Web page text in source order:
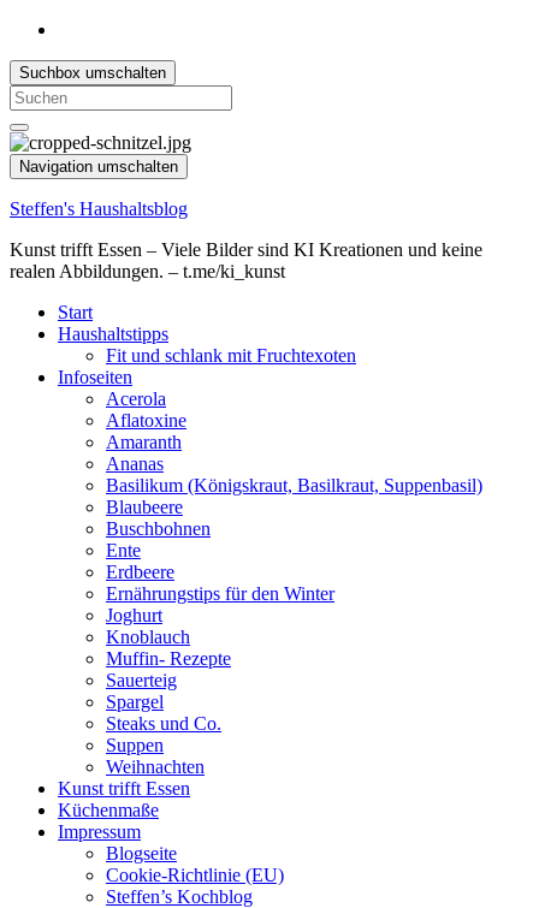
Suchbox umschalten
Search
for:
Navigation umschalten
Steffen's Haushaltsblog
Kunst trifft Essen – Viele Bilder sind KI Kreationen und keine
realen Abbildungen. – t.me/ki_kunst
Start
Haushaltstipps
Fit und schlank mit Fruchtexoten
Infoseiten
Acerola
Aflatoxine
Amaranth
Ananas
Basilikum (Königskraut, Basilkraut, Suppenbasil)
Blaubeere
Buschbohnen
Ente
Erdbeere
Ernährungstips für den Winter
Joghurt
Knoblauch
Muffin- Rezepte
Sauerteig
Spargel
Steaks und Co.
Suppen
Weihnachten
Kunst trifft Essen
Küchenmaße
Impressum
Blogseite
Cookie-Richtlinie (EU)
Steffen’s Kochblog